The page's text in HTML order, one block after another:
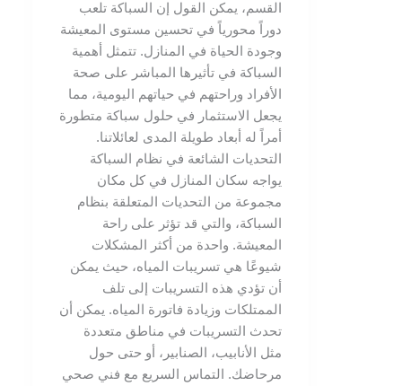
القسم، يمكن القول إن السباكة تلعب
دوراً محورياً في تحسين مستوى المعيشة
وجودة الحياة في المنازل. تتمثل أهمية
السباكة في تأثيرها المباشر على صحة
الأفراد وراحتهم في حياتهم اليومية، مما
يجعل الاستثمار في حلول سباكة متطورة
أمراً له أبعاد طويلة المدى لعائلاتنا.
التحديات الشائعة في نظام السباكة
يواجه سكان المنازل في كل مكان
مجموعة من التحديات المتعلقة بنظام
السباكة، والتي قد تؤثر على راحة
المعيشة. واحدة من أكثر المشكلات
شيوعًا هي تسريبات المياه، حيث يمكن
أن تؤدي هذه التسريبات إلى تلف
الممتلكات وزيادة فاتورة المياه. يمكن أن
تحدث التسريبات في مناطق متعددة
مثل الأنابيب، الصنابير، أو حتى حول
مرحاضك. التماس السريع مع فني صحي